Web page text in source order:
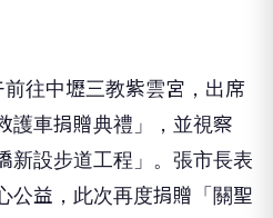
往中壢三教紫雲宮，出席
護車捐贈典禮」，並視察
新設步道工程」。張市長表
公益，此次再度捐贈「關聖